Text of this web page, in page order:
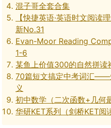
混子哥全套合集
【快捷英语·英语时文阅
新No.31
Evan-Moor Reading
1-6
某鱼上价值300的自然拼读
70篇短文搞定中考词汇——
义
初中数学（二次函数+几何
华研KET系列（剑桥KET阅